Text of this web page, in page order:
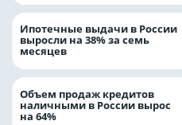
Ипотечные выдачи в России
выросли на 38% за семь
месяцев
Объем продаж кредитов
наличными в России вырос
на 64%